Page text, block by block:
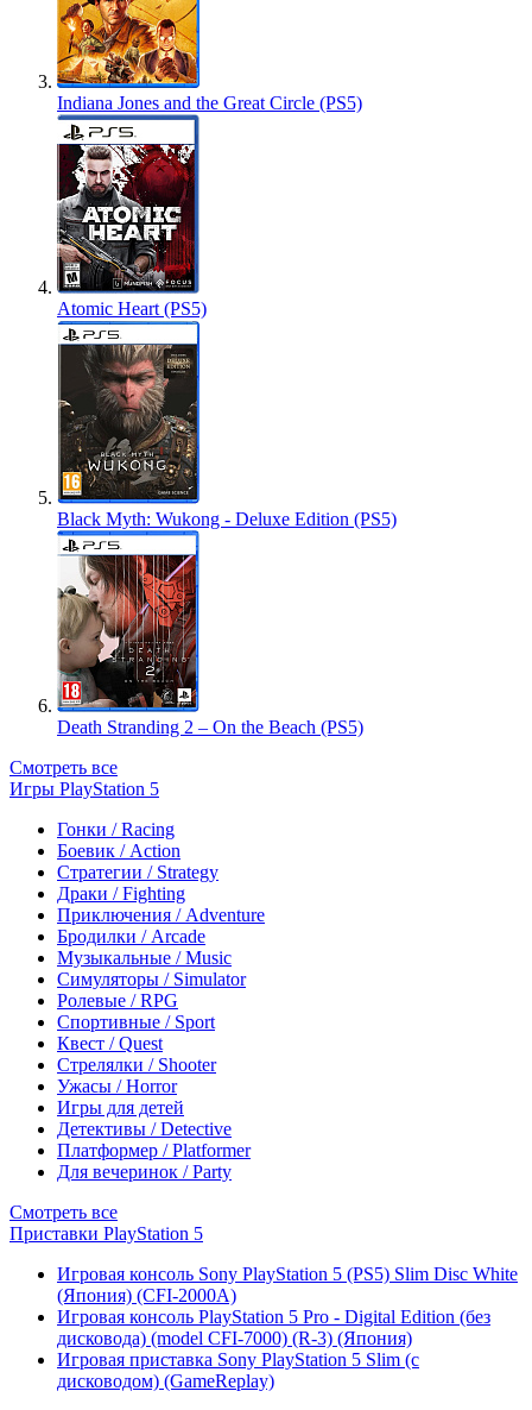
Indiana Jones and the Great Circle (PS5)
Atomic Heart (PS5)
Black Myth: Wukong - Deluxe Edition (PS5)
Death Stranding 2 – On the Beach (PS5)
Смотреть все
Игры PlayStation 5
Гонки / Racing
Боевик / Action
Стратегии / Strategy
Драки / Fighting
Приключения / Adventure
Бродилки / Arcade
Музыкальные / Music
Симуляторы / Simulator
Ролевые / RPG
Спортивные / Sport
Квест / Quest
Стрелялки / Shooter
Ужасы / Horror
Игры для детей
Детективы / Detective
Платформер / Platformer
Для вечеринок / Party
Смотреть все
Приставки PlayStation 5
Игровая консоль Sony PlayStation 5 (PS5) Slim Disc White
(Япония) (CFI-2000A)
Игровая консоль PlayStation 5 Pro - Digital Edition (без
дисковода) (model CFI-7000) (R-3) (Япония)
Игровая приставка Sony PlayStation 5 Slim (с
дисководом) (GameReplay)